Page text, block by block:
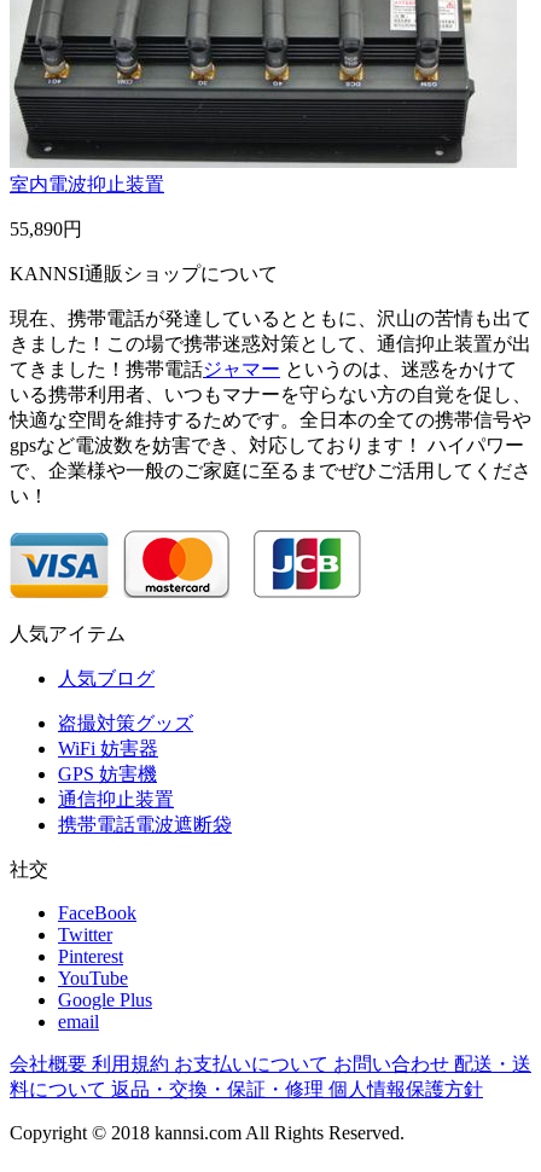
室内電波抑止装置
55,890円
KANNSI通販ショップについて
現在、携帯電話が発達しているとともに、沢山の苦情も出て
きました！この場で携帯迷惑対策として、通信抑止装置が出
てきました！携帯電話ジャマー というのは、迷惑をかけて
いる携帯利用者、いつもマナーを守らない方の自覚を促し、
快適な空間を維持するためです。全日本の全ての携帯信号や
gpsなど電波数を妨害でき、対応しております！ ハイパワー
で、企業様や一般のご家庭に至るまでぜひご活用してくださ
い！
人気アイテム
人気ブログ
盗撮対策グッズ
WiFi 妨害器
GPS 妨害機
通信抑止装置
携帯電話電波遮断袋
社交
FaceBook
Twitter
Pinterest
YouTube
Google Plus
email
会社概要 利用規約 お支払いについて お問い合わせ 配送・送
料について 返品・交換・保証・修理 個人情報保護方針
Copyright © 2018 kannsi.com All Rights Reserved.